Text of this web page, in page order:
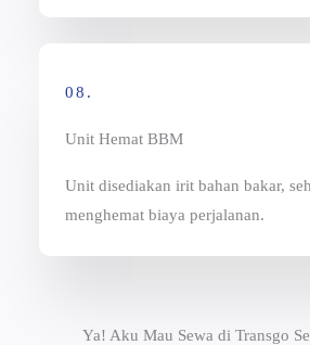
08.
Unit Hemat BBM
Unit disediakan irit bahan bakar,
menghemat biaya perjalanan.
Ya! Aku Mau Sewa di Transgo